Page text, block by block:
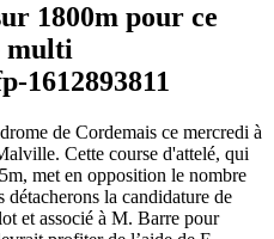
1800m pour ce
multi
de Cordemais ce mercredi à
Cette course d'attelé, qui
met en opposition le nombre
détacherons la candidature de
et associé à M. Barre pour